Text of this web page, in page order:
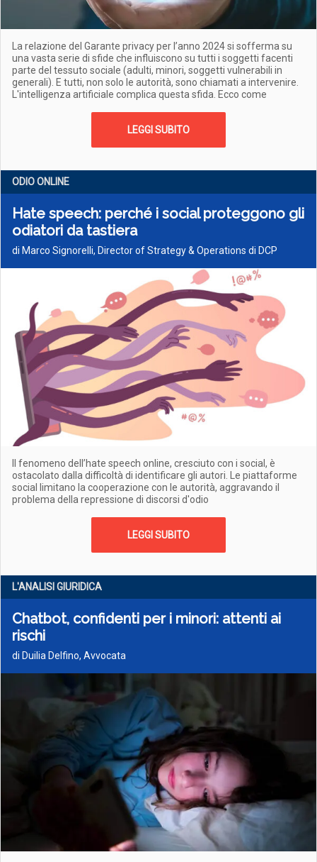
La relazione del Garante privacy per l’anno 2024 si sofferma su
una vasta serie di sfide che influiscono su tutti i soggetti facenti
parte del tessuto sociale (adulti, minori, soggetti vulnerabili in
generali). E tutti, non solo le autorità, sono chiamati a intervenire.
L'intelligenza artificiale complica questa sfida. Ecco come
LEGGI SUBITO
ODIO ONLINE
Hate speech: perché i social proteggono gli
odiatori da tastiera
di Marco Signorelli, Director of Strategy & Operations di DCP
Il fenomeno dell’hate speech online, cresciuto con i social, è
ostacolato dalla difficoltà di identificare gli autori. Le piattaforme
social limitano la cooperazione con le autorità, aggravando il
problema della repressione di discorsi d'odio
LEGGI SUBITO
L'ANALISI GIURIDICA
Chatbot, confidenti per i minori: attenti ai
rischi
di Duilia Delfino, Avvocata